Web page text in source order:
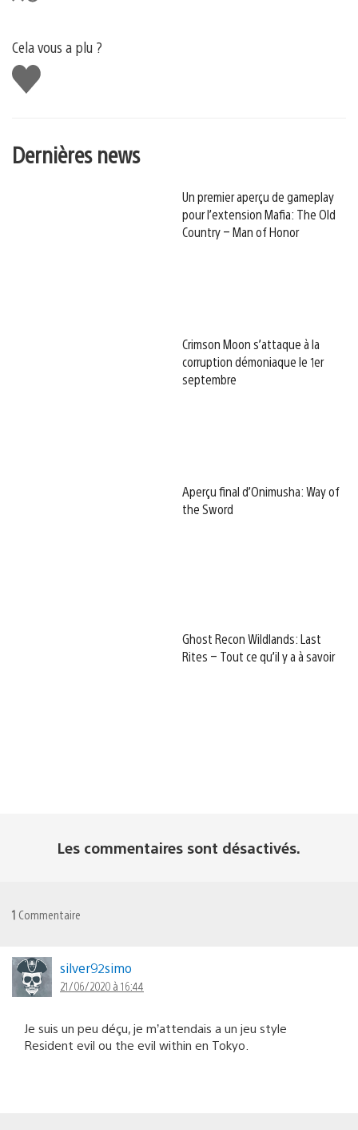
Cela vous a plu ?
J'aime
Dernières news
Un premier aperçu de gameplay
pour l’extension Mafia: The Old
Country – Man of Honor
Crimson Moon s’attaque à la
corruption démoniaque le 1er
septembre
Aperçu final d’Onimusha: Way of
the Sword
Ghost Recon Wildlands: Last
Rites – Tout ce qu’il y a à savoir
Les commentaires sont désactivés.
1 Commentaire
silver92simo
21/06/2020 à 16:44
Je suis un peu déçu, je m’attendais a un jeu style
Resident evil ou the evil within en Tokyo.